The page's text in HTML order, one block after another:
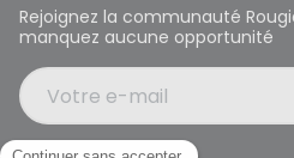
Rejoignez la communauté
manquez aucune opportunité
Votre e-mail